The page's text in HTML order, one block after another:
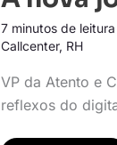
7 minutos de leitura
Callcenter, RH
VP da Atento e
reflexos do
nova
jornada
do
RH